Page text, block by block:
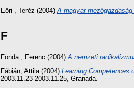
Eőri , Teréz (2004)A magyar
F
Fonda , Ferenc (2004)A nemzeti
Fábián, Attila(2004) Learning Competences
2003.11.23-2003.11.25, Granada.